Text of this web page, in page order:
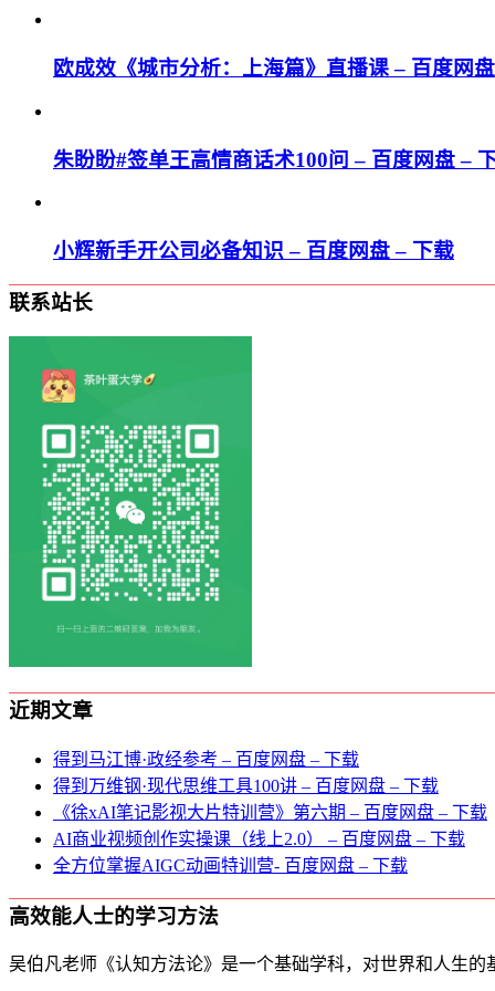
欧成效《城市分析：上海篇》直播课 – 百度网
朱盼盼#签单王高情商话术100问 – 百度网盘 –
小辉新手开公司必备知识 – 百度网盘 – 下载
联系站长
近期文章
得到马江博·政经参考 – 百度网盘 – 下载
得到万维钢·现代思维⼯具100讲 – 百度网盘 – 下载
《徐xAI笔记影视大片特训营》第六期 – 百度网盘 – 下载
AI商业视频创作实操课（线上2.0） – 百度网盘 – 下载
全方位掌握AIGC动画特训营- 百度网盘 – 下载
高效能人士的学习方法
吴伯凡老师《认知方法论》是一个基础学科，对世界和人生的